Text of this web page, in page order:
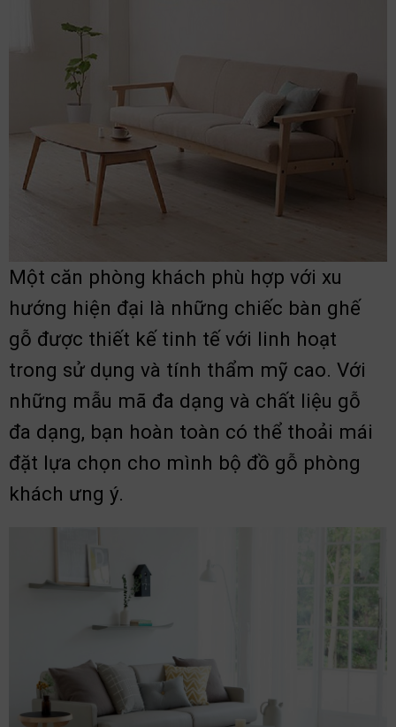
Một căn phòng khách phù hợp với xu
hướng hiện đại là những chiếc bàn ghế
gỗ được thiết kế tinh tế với linh hoạt
trong sử dụng và tính thẩm mỹ cao. Với
những mẫu mã đa dạng và chất liệu gỗ
đa dạng, bạn hoàn toàn có thể thoải mái
đặt lựa chọn cho mình bộ đồ gỗ phòng
khách ưng ý.